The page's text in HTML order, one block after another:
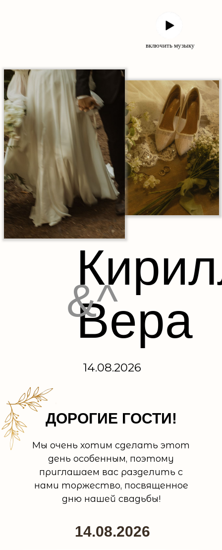
Вера
&^
14.08.2026
включить музыку
14.08.2026
ДОРОГИЕ ГОСТИ!
Мы очень хотим сделать этот
день особенным, поэтому
приглашаем вас разделить с
нами торжество, посвященное
дню нашей свадьбы!